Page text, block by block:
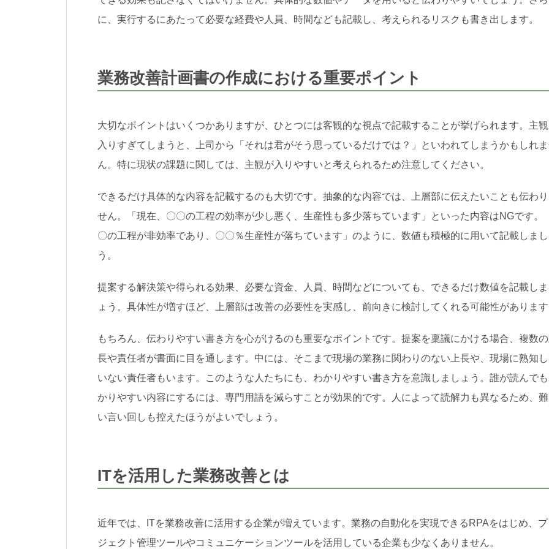
に、実行するにあたって必要な経費や人員、時間なども記載し、考えられるリスクも書き出します。
業務改善計画書の作成における重要ポイント
大切なポイントはいくつかありますが、ひとつには客観的な視点で記載することが挙げられます。主
入りすぎてしまうと、上司から「それは君がそう思っているだけでは？」といわれてしまうかもしれ
ん。特に現状の課題に関しては、主観が入りやすいと考えられるため注意してください。
できるだけ具体的な内容を記載するのも大切です。抽象的な内容では、上層部に伝えたいことも伝わり
せん。「現在、〇〇の工程の効率が少し悪く、生産性も多少落ちています」といった内容はNGです。
〇の工程が非効率であり、〇〇％生産性が落ちています」のように、数値も積極的に用いて記載しまし
う。
提案する解決策や得られる効果、必要な資金、人員、時間などについても、できるだけ数値を記載しま
ょう。具体性が増すほど、上層部は改善の必要性を実感し、前向きに検討してくれる可能性があります
もちろん、伝わりやすい書き方を心がけるのも重要なポイントです。提案を稟議にかける場合、複数の
長や責任者が書面に目を通します。中には、そこまで現場の業務に関わりのない上長や、現場に熟知し
いない責任者もいます。このような人たちにも、わかりやすい書き方を意識しましょう。誰が読んで
かりやすい内容にするには、専門用語を減らすことが効果的です。人によって読解力も異なるため、難
い言い回しも控えたほうがよいでしょう。
ITを活用した業務改善とは
近年では、ITを業務改善に活用する企業が増えています。業務の自動化を実現できるRPAをはじめ、プ
ジェクト管理ツールやコミュニケーションツールを活用している企業も少なくありません。